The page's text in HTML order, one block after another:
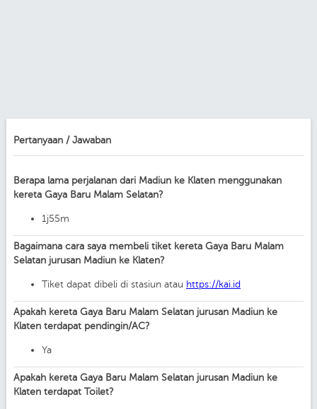
Pertanyaan / Jawaban
Berapa lama perjalanan dari Madiun ke Klaten menggunakan
kereta Gaya Baru Malam Selatan?
1j55m
Bagaimana cara saya membeli tiket kereta Gaya Baru Malam
Selatan jurusan Madiun ke Klaten?
Tiket dapat dibeli di stasiun atau https://kai.id
Apakah kereta Gaya Baru Malam Selatan jurusan Madiun ke
Klaten terdapat pendingin/AC?
Ya
Apakah kereta Gaya Baru Malam Selatan jurusan Madiun ke
Klaten terdapat Toilet?